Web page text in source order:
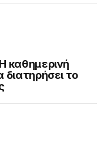
καθημερινή
διατηρήσει το